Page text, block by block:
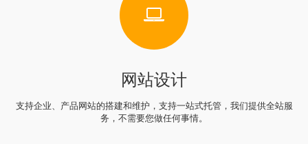
网站设计
支持企业、产品网站的搭建和维护，支持一站式托管，我们提供全站服
务，不需要您做任何事情。